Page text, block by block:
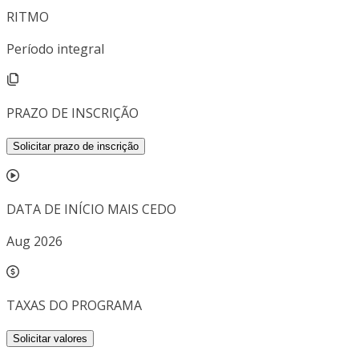
RITMO
Período integral
PRAZO DE INSCRIÇÃO
Solicitar prazo de inscrição
DATA DE INÍCIO MAIS CEDO
Aug 2026
TAXAS DO PROGRAMA
Solicitar valores